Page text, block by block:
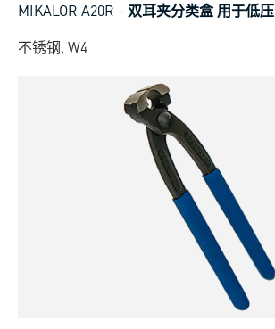
MIKALOR A20R - 双耳夹分类盒 用于低压
不锈钢, W4